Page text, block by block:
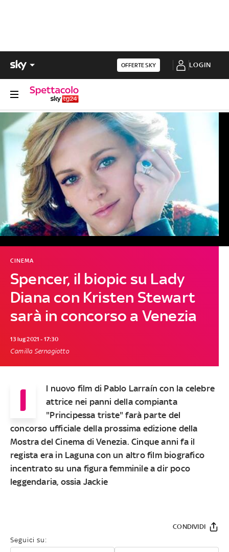
OFFERTE SKY LOGIN
Spencer, il biopic su Lady
Diana con Kristen Stewart
sarà in concorso a Venezia
CINEMA
13 lug 2021 - 17:30
Camilla Sernagiotto
I
l nuovo film di Pablo Larraín con la celebre
attrice nei panni della compianta
"Principessa triste" farà parte del
concorso ufficiale della prossima edizione della
Mostra del Cinema di Venezia. Cinque anni fa il
regista era in Laguna con un altro film biografico
incentrato su una figura femminile a dir poco
leggendaria, ossia Jackie
Seguici su:
CONDIVIDI